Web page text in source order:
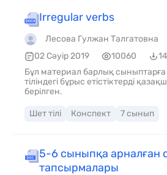
Irregular verbs
Лесова Гулжан Талгатовна
02 Сәуір 2019
10060
Бұл материал барлық
тіліндегі бұрыс етістіктерді
берілген.
Шет тілі Конспект 7 сынып
5-6 сыныпқа арналған
тапсырмалары